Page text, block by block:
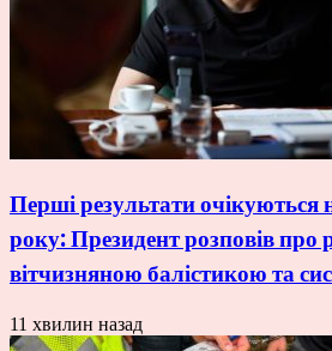
Перші результати
року: Президент розповів про
вітчизняною балістикою та
11 хвилин назад